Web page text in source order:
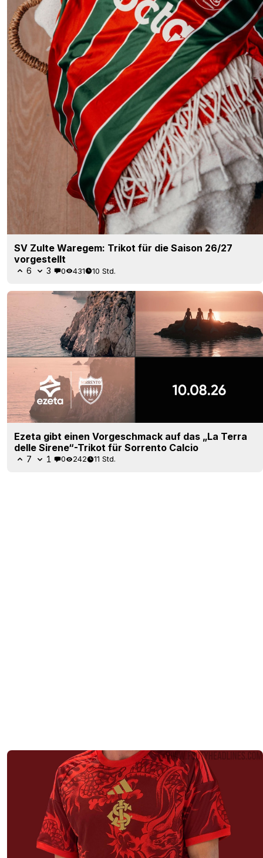
SV Zulte Waregem: Trikot für die Saison 26/27
vorgestellt
6 3 0 431 10 Std.
Ezeta gibt einen Vorgeschmack auf das „La Terra
delle Sirene“-Trikot für Sorrento Calcio
7 1 0 242 11 Std.